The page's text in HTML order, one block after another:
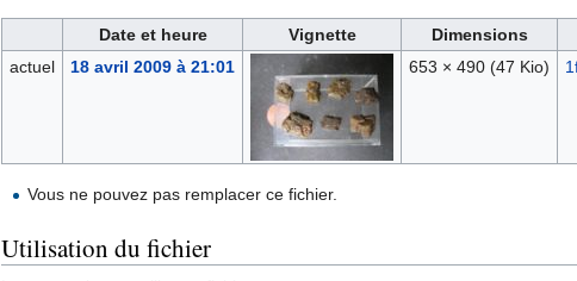
Date et heure Vignette Dimensions
actuel
18 avril 2009 à 21:01 653 × 490 (47 Kio)
Vous ne pouvez pas remplacer ce fichier.
Utilisation du fichier